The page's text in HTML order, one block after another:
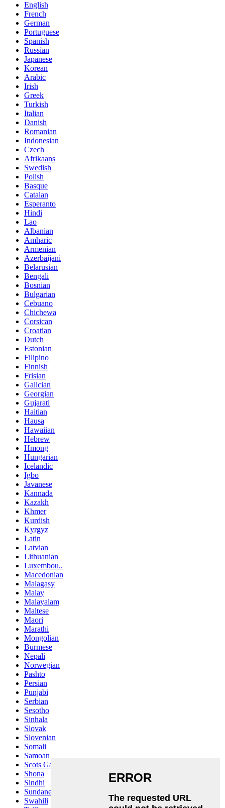
English
French
German
Portuguese
Spanish
Russian
Japanese
Korean
Arabic
Irish
Greek
Turkish
Italian
Danish
Romanian
Indonesian
Czech
Afrikaans
Swedish
Polish
Basque
Catalan
Esperanto
Hindi
Lao
Albanian
Amharic
Armenian
Azerbaijani
Belarusian
Bengali
Bosnian
Bulgarian
Cebuano
Chichewa
Corsican
Croatian
Dutch
Estonian
Filipino
Finnish
Frisian
Galician
Georgian
Gujarati
Haitian
Hausa
Hawaiian
Hebrew
Hmong
Hungarian
Icelandic
Igbo
Javanese
Kannada
Kazakh
Khmer
Kurdish
Kyrgyz
Latin
Latvian
Lithuanian
Luxembou..
Macedonian
Malagasy
Malay
Malayalam
Maltese
Maori
Marathi
Mongolian
Burmese
Nepali
Norwegian
Pashto
Persian
Punjabi
Serbian
Sesotho
Sinhala
Slovak
Slovenian
Somali
Samoan
Scots Gaelic
Shona
Sindhi
Sundanese
Swahili